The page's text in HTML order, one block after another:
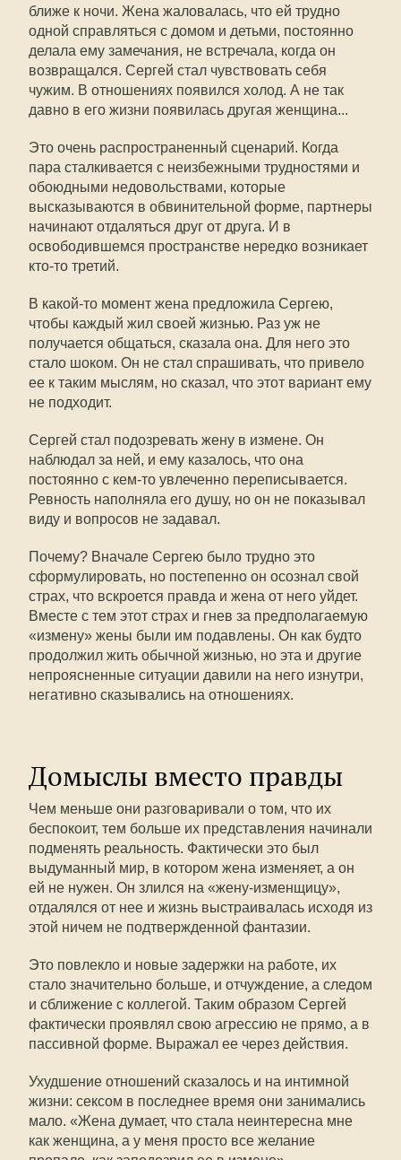
ближе к ночи. Жена жаловалась, что ей трудно
одной справляться с домом и детьми, постоянно
делала ему замечания, не встречала, когда он
возвращался. Сергей стал чувствовать себя
чужим. В отношениях появился холод. А не так
давно в его жизни появилась другая женщина...
Это очень распространенный сценарий. Когда
пара сталкивается с неизбежными трудностями и
обоюдными недовольствами, которые
высказываются в обвинительной форме, партнеры
начинают отдаляться друг от друга. И в
освободившемся пространстве нередко возникает
кто-то третий.
В какой-то момент жена предложила Сергею,
чтобы каждый жил своей жизнью. Раз уж не
получается общаться, сказала она. Для него это
стало шоком. Он не стал спрашивать, что привело
ее к таким мыслям, но сказал, что этот вариант ему
не подходит.
Сергей стал подозревать жену в измене. Он
наблюдал за ней, и ему казалось, что она
постоянно с кем-то увлеченно переписывается.
Ревность наполняла его душу, но он не показывал
виду и вопросов не задавал.
Почему? Вначале Сергею было трудно это
сформулировать, но постепенно он осознал свой
страх, что вскроется правда и жена от него уйдет.
Вместе с тем этот страх и гнев за предполагаемую
«измену» жены были им подавлены. Он как будто
продолжил жить обычной жизнью, но эта и другие
непроясненные ситуации давили на него изнутри,
негативно сказывались на отношениях.
Домыслы вместо правды
Чем меньше они разговаривали о том, что их
беспокоит, тем больше их представления начинали
подменять реальность. Фактически это был
выдуманный мир, в котором жена изменяет, а он
ей не нужен. Он злился на «жену-изменщицу»,
отдалялся от нее и жизнь выстраивалась исходя из
этой ничем не подтвержденной фантазии.
Это повлекло и новые задержки на работе, их
стало значительно больше, и отчуждение, а следом
и сближение с коллегой. Таким образом Сергей
фактически проявлял свою агрессию не прямо, а в
пассивной форме. Выражал ее через действия.
Ухудшение отношений сказалось и на интимной
жизни: сексом в последнее время они занимались
мало. «Жена думает, что стала неинтересна мне
как женщина, а у меня просто все желание